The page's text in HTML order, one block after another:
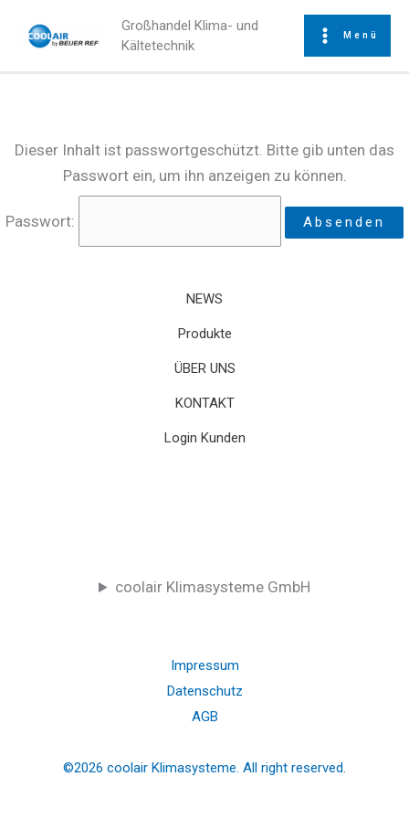
Inhalt
Großhandel Klima- und
Kältetechnik
Menü
Dieser Inhalt ist passwortgeschützt. Bitte gib unten das
Passwort ein, um ihn anzeigen zu können.
Passwort:
NEWS
Produkte
ÜBER UNS
KONTAKT
Login Kunden
coolair Klimasysteme GmbH
Impressum
Datenschutz
AGB
©2026 coolair Klimasysteme. All right reserved.